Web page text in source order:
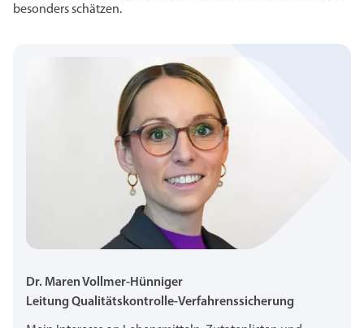
besonders schätzen.
Dr. Maren Vollmer-Hünniger
Leitung Qualitätskontrolle-Verfahrenssicherung